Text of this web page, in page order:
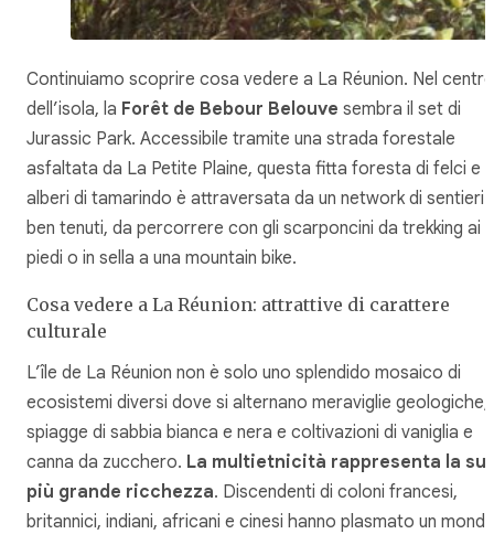
Continuiamo scoprire cosa vedere a La Réunion. Nel centro
dell’isola, la Forêt de Bebour Belouve sembra il set di
Jurassic Park. Accessibile tramite una strada forestale
asfaltata da La Petite Plaine, questa fitta foresta di felci e
alberi di tamarindo è attraversata da un network di sentieri
ben tenuti, da percorrere con gli scarponcini da trekking ai
piedi o in sella a una mountain bike.
Cosa vedere a La Réunion: attrattive di carattere
culturale
L’île de La Réunion non è solo uno splendido mosaico di
ecosistemi diversi dove si alternano meraviglie geologiche,
spiagge di sabbia bianca e nera e coltivazioni di vaniglia e
canna da zucchero. La multietnicità rappresenta la
più grande ricchezza. Discendenti di coloni francesi,
britannici, indiani, africani e cinesi hanno plasmato un